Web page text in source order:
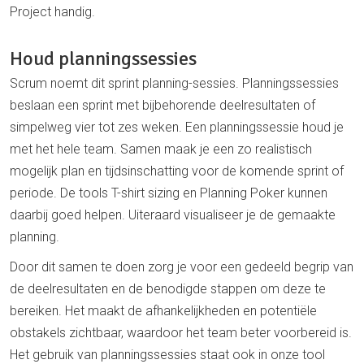
Project handig.
Houd planningssessies
Scrum noemt dit sprint planning-sessies. Planningssessies
beslaan een sprint met bijbehorende deelresultaten of
simpelweg vier tot zes weken. Een planningssessie houd je
met het hele team. Samen maak je een zo realistisch
mogelijk plan en tijdsinschatting voor de komende sprint of
periode. De tools T-shirt sizing en Planning Poker kunnen
daarbij goed helpen. Uiteraard visualiseer je de gemaakte
planning.
Door dit samen te doen zorg je voor een gedeeld begrip van
de deelresultaten en de benodigde stappen om deze te
bereiken. Het maakt de afhankelijkheden en potentiële
obstakels zichtbaar, waardoor het team beter voorbereid is.
Het gebruik van planningssessies staat ook in onze tool